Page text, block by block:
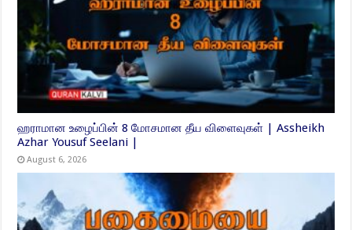
ஹராமான உழைப்பின் 8 மோசமான தீய விளைவுகள் | Assheikh
Azhar Yousuf Seelani |
August 6, 2026